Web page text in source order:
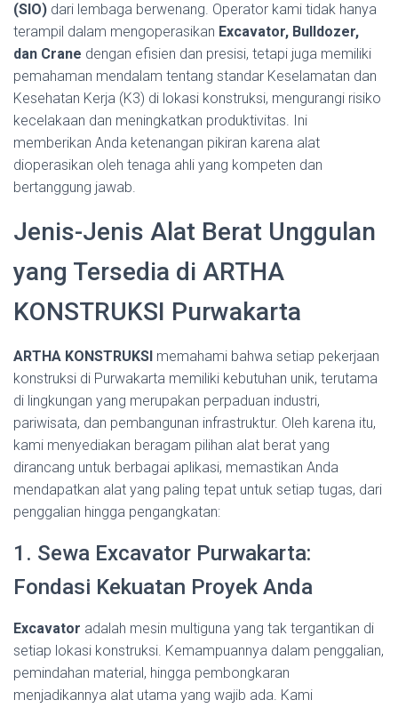
(SIO) dari lembaga berwenang. Operator kami tidak hanya
terampil dalam mengoperasikan Excavator, Bulldozer,
dan Crane dengan efisien dan presisi, tetapi juga memiliki
pemahaman mendalam tentang standar Keselamatan dan
Kesehatan Kerja (K3) di lokasi konstruksi, mengurangi risiko
kecelakaan dan meningkatkan produktivitas. Ini
memberikan Anda ketenangan pikiran karena alat
dioperasikan oleh tenaga ahli yang kompeten dan
bertanggung jawab.
Jenis-Jenis Alat Berat Unggulan
yang Tersedia di ARTHA
KONSTRUKSI Purwakarta
ARTHA KONSTRUKSI memahami bahwa setiap pekerjaan
konstruksi di Purwakarta memiliki kebutuhan unik, terutama
di lingkungan yang merupakan perpaduan industri,
pariwisata, dan pembangunan infrastruktur. Oleh karena itu,
kami menyediakan beragam pilihan alat berat yang
dirancang untuk berbagai aplikasi, memastikan Anda
mendapatkan alat yang paling tepat untuk setiap tugas, dari
penggalian hingga pengangkatan:
1. Sewa Excavator Purwakarta:
Fondasi Kekuatan Proyek Anda
Excavator adalah mesin multiguna yang tak tergantikan di
setiap lokasi konstruksi. Kemampuannya dalam penggalian,
pemindahan material, hingga pembongkaran
menjadikannya alat utama yang wajib ada. Kami